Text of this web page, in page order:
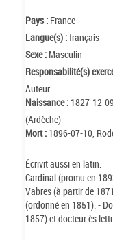
Pays : France
Langue(s) :français
Sexe : Masculin
Responsabilité(s)
Auteur
Naissance : 1827-12-
(Ardèche)
Mort : 1896-07-10,
Écrivit aussi en latin.
Cardinal (promu en
Vabres (à partir de
(ordonné en 1851). -
1857) et docteur ès